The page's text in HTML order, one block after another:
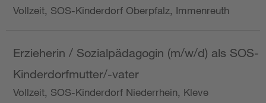
Vollzeit, SOS-Kinderdorf Oberpfalz, Immenreuth
Erzieherin / Sozialpädagogin (m/w/d) als SOS-
Kinderdorfmutter/-vater
Vollzeit, SOS-Kinderdorf Niederrhein, Kleve